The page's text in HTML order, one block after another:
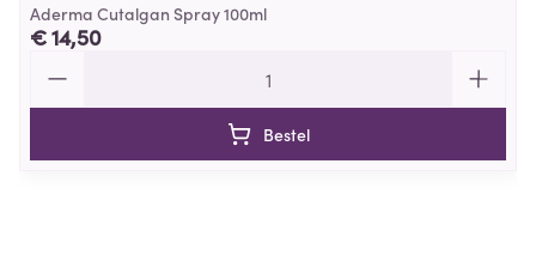
Aderma Cutalgan Spray 100ml
€ 14,50
Bestel